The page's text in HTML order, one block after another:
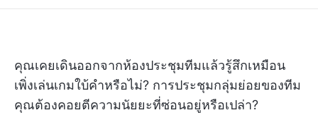
คุณเคยเดินออกจากห้องประชุมทีมแล้วรู้สึกเหมือน
เพิ่งเล่นเกมใบ้คำหรือไม่? การประชุมกลุ่มย่อยของทีม
คุณต้องคอยตีความนัยยะที่ซ่อนอยู่หรือเปล่า?